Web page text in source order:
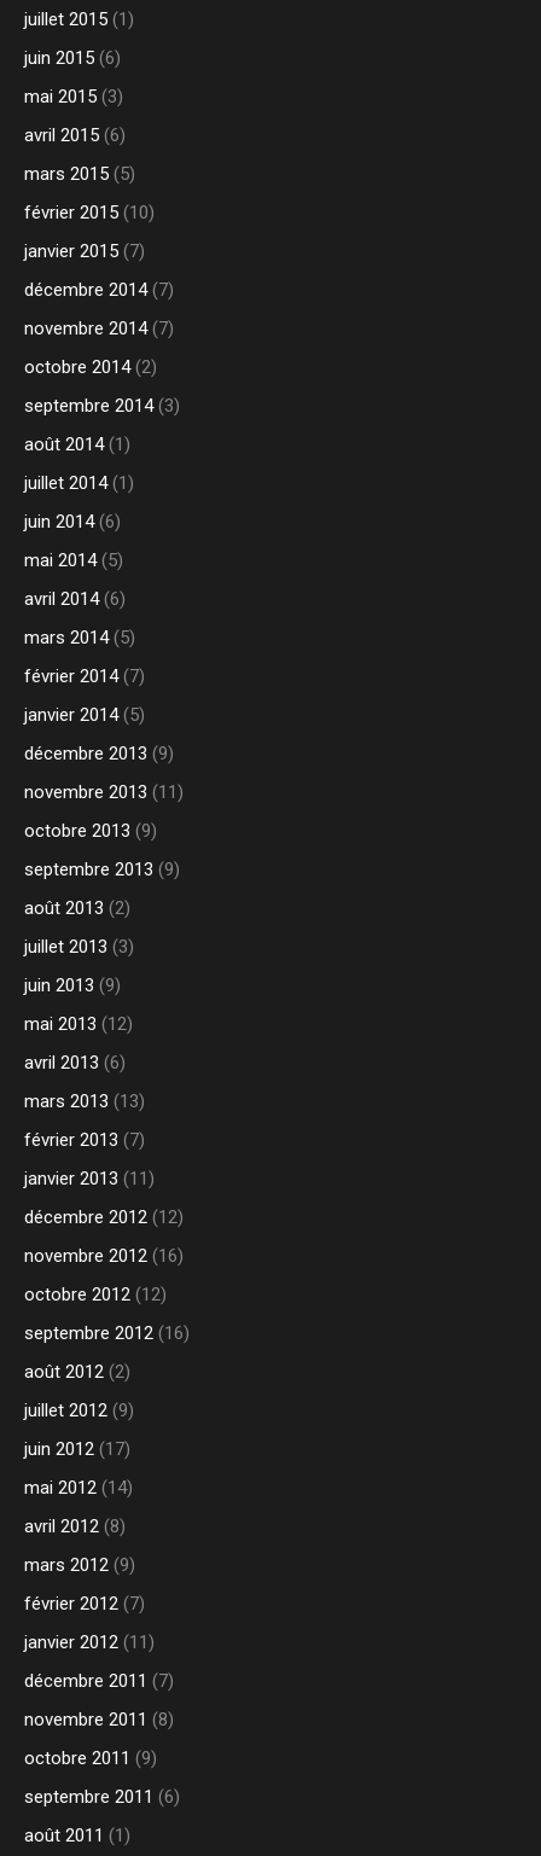
juillet 2015 (1)
juin 2015 (6)
mai 2015 (3)
avril 2015 (6)
mars 2015 (5)
février 2015 (10)
janvier 2015 (7)
décembre 2014(7)
novembre 2014(7)
octobre 2014(2)
septembre 2014(3)
août 2014(1)
juillet 2014(1)
juin 2014(6)
mai 2014(5)
avril 2014(6)
mars 2014(5)
février 2014(7)
janvier 2014(5)
décembre 2013 (9)
novembre 2013 (11)
octobre 2013 (9)
septembre 2013 (9)
août 2013 (2)
juillet 2013 (3)
juin 2013 (9)
mai 2013 (12)
avril 2013 (6)
mars 2013 (13)
février 2013 (7)
janvier 2013 (11)
décembre 2012 (12)
novembre 2012 (16)
octobre 2012 (12)
septembre 2012 (16)
août 2012 (2)
juillet 2012 (9)
juin 2012 (17)
mai 2012 (14)
avril 2012 (8)
mars 2012 (9)
février 2012 (7)
janvier 2012 (11)
décembre 2011 (7)
novembre 2011 (8)
octobre 2011 (9)
septembre 2011 (6)
août 2011 (1)